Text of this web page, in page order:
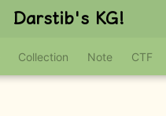
Darstib's KG!
Collection Note CTF